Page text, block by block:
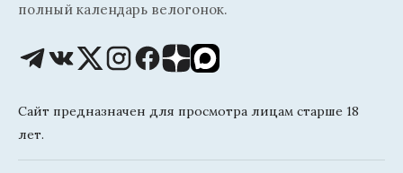
полный календарь велогонок.
Сайт предназначен для просмотра лицам старше 18
лет.